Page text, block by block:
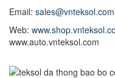
Email: sales@vnteksol.com
Web:
www.auto.vnteksol.com